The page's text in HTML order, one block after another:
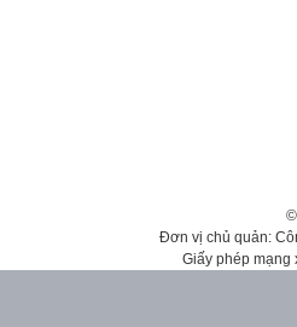
Đơn vị chủ quản:
Giấy phép mạng